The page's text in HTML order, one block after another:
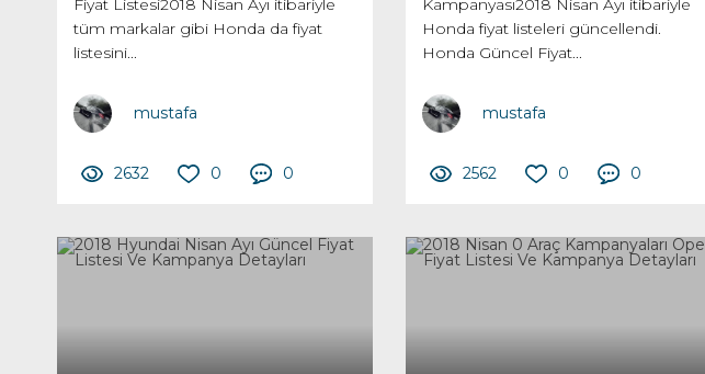
tüm markalar gibi Honda da fiyat
listesini...
mustafa
2632 0 0
Honda fiyat listeleri güncellendi.
Honda Güncel Fiyat...
mustafa
2562 0 0